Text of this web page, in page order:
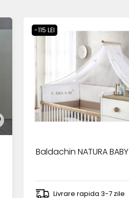
-115 LEI
Baldachin NATURA BABY
Livrare rapida 3-7 zile